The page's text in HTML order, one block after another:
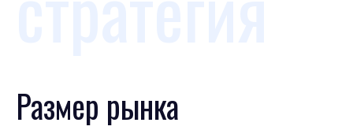
Размер рынка